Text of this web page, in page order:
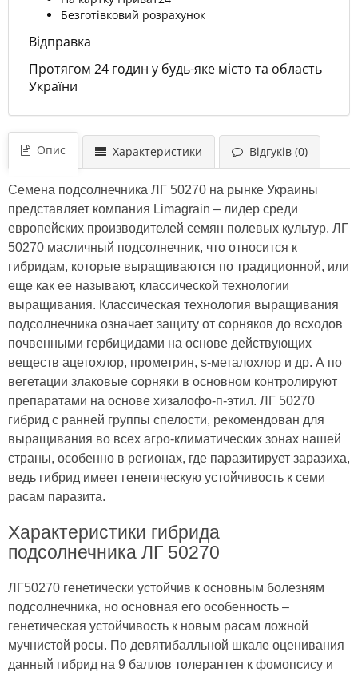
Безготівковий розрахунок
Відправка
Протягом 24 годин у будь-яке місто та область
України
Опис Характеристики Відгуків (0)
Семена подсолнечника ЛГ 50270 на рынке Украины
представляет компания Limagrain – лидер среди
европейских производителей семян полевых культур. ЛГ
50270 масличный подсолнечник, что относится к
гибридам, которые выращиваются по традиционной, или
еще как ее называют, классической технологии
выращивания. Классическая технология выращивания
подсолнечника означает защиту от сорняков до всходов
почвенными гербицидами на основе действующих
веществ ацетохлор, прометрин, s-металохлор и др. А по
вегетации злаковые сорняки в основном контролируют
препаратами на основе хизалофо-п-этил. ЛГ 50270
гибрид с ранней группы спелости, рекомендован для
выращивания во всех агро-климатических зонах нашей
страны, особенно в регионах, где паразитирует заразиха,
ведь гибрид имеет генетическую устойчивость к семи
расам паразита.
Характеристики гибрида
подсолнечника ЛГ 50270
ЛГ50270 генетически устойчив к основным болезням
подсолнечника, но основная его особенность –
генетическая устойчивость к новым расам ложной
мучнистой росы. По девятибалльной шкале оценивания
данный гибрид на 9 баллов толерантен к фомопсису и